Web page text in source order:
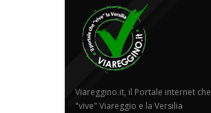
Viareggino.it, il Portale internet che
"vive" Viareggio e la Versilia